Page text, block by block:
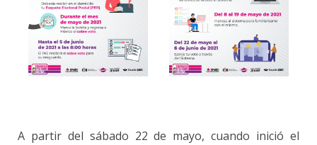
A partir del sábado 22 de mayo, cuando inició el